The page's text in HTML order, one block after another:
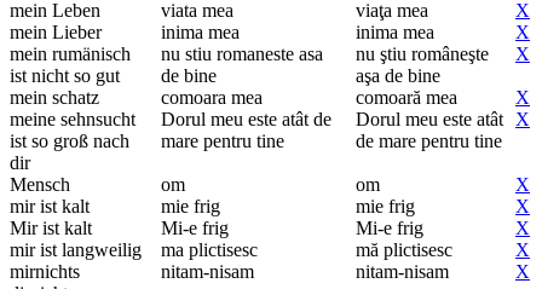
mein Leben
viata mea viaţa mea
X
mein Lieber
inima mea inima mea
X
mein rumänisch
ist nicht so gut
nu stiu romaneste asa
de bine
nu ştiu româneşte
aşa de bine
X
mein schatz comoara mea comoară mea
X
meine sehnsucht
ist so groß nach
dir
Dorul meu este atât de
mare pentru tine
Dorul meu este atât
de mare pentru tine
X
Mensch om om
X
mir ist kalt
mie frig mie frig
X
Mir ist kalt
Mi-e frig Mi-e frig
X
mir ist langweilig
ma plictisesc mă plictisesc
X
mirnichts
nitam-nisam nitam-nisam X